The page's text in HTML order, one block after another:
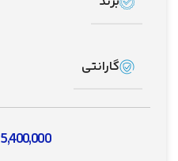
گارانتی
5,400,000